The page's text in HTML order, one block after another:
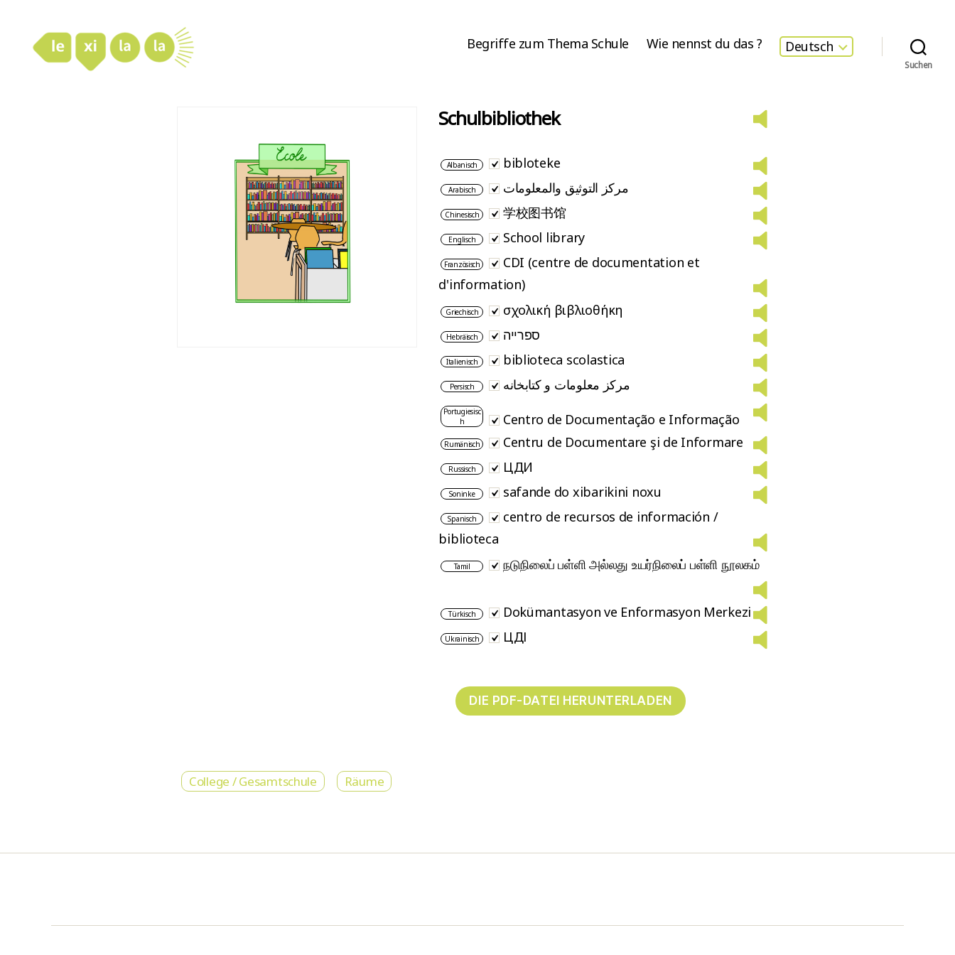
Begriffe zum Thema Schule Wie nennst du das ? Deutsch
Suchen
Schulbibliothek
Albanisch bibloteke
Arabisch مركز التوثيق والمعلومات
Chinesisch 学校图书馆
Englisch School library
Französisch
CDI (centre de documentation et
d'information)
Griechisch σχολική βιβλιοθήκη
Hebräisch ספרייה
Italienisch biblioteca scolastica
Persisch مرکز معلومات و کتابخانه
Portugiesisc
h
Centro de Documentação e Informação
Rumänisch Centru de Documentare şi de Informare
Russisch ЦДИ
Soninke safande do xibarikini noxu
Spanisch
centro de recursos de información /
biblioteca
Tamil நடுநிலைப் பள்ளி அல்லது உயர்நிலைப் பள்ளி நூலகம்
Türkisch Dokümantasyon ve Enformasyon Merkezi
Ukrainisch ЦДІ
College / Gesamtschule Räume